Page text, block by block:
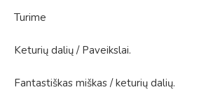
Turime
Keturių dalių / Paveikslai.
Fantastiškas miškas /keturių dalių.